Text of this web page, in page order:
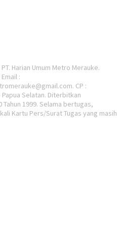
Harian Umum Metro Merauke.
:
CP :
Papua Selatan. Diterbitkan
Tahun 1999. Selama bertugas,
Kartu Pers/Surat Tugas yang masih